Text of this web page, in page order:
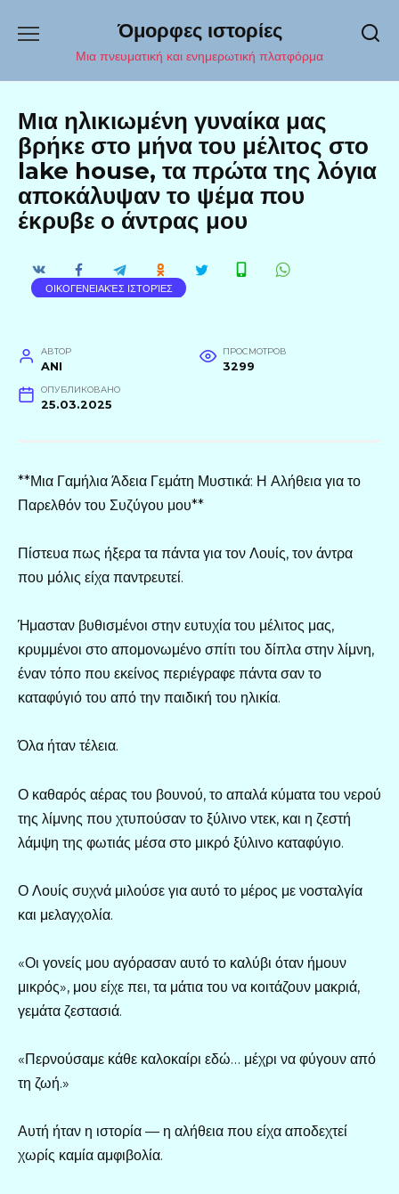
содержанию
Όμορφες ιστορίες
Μια πνευματική και ενημερωτική πλατφόρμα
Μια ηλικιωμένη γυναίκα μας
βρήκε στο μήνα του μέλιτος στο
lake house, τα πρώτα της λόγια
αποκάλυψαν το ψέμα που
έκρυβε ο άντρας μου
ΟΙΚΟΓΕΝΕΙΑΚΈΣ ΙΣΤΟΡΊΕΣ
АВТОР
ANI
ПРОСМОТРОВ
3299
ОПУБЛИКОВАНО
25.03.2025
**Μια Γαμήλια Άδεια Γεμάτη Μυστικά: Η Αλήθεια για το
Παρελθόν του Συζύγου μου**
Πίστευα πως ήξερα τα πάντα για τον Λουίς, τον άντρα
που μόλις είχα παντρευτεί.
Ήμασταν βυθισμένοι στην ευτυχία του μέλιτος μας,
κρυμμένοι στο απομονωμένο σπίτι του δίπλα στην λίμνη,
έναν τόπο που εκείνος περιέγραφε πάντα σαν το
καταφύγιό του από την παιδική του ηλικία.
Όλα ήταν τέλεια.
Ο καθαρός αέρας του βουνού, το απαλά κύματα του νερού
της λίμνης που χτυπούσαν το ξύλινο ντεκ, και η ζεστή
λάμψη της φωτιάς μέσα στο μικρό ξύλινο καταφύγιο.
Ο Λουίς συχνά μιλούσε για αυτό το μέρος με νοσταλγία
και μελαγχολία.
«Οι γονείς μου αγόρασαν αυτό το καλύβι όταν ήμουν
μικρός», μου είχε πει, τα μάτια του να κοιτάζουν μακριά,
γεμάτα ζεστασιά.
«Περνούσαμε κάθε καλοκαίρι εδώ… μέχρι να φύγουν από
τη ζωή.»
Αυτή ήταν η ιστορία — η αλήθεια που είχα αποδεχτεί
χωρίς καμία αμφιβολία.